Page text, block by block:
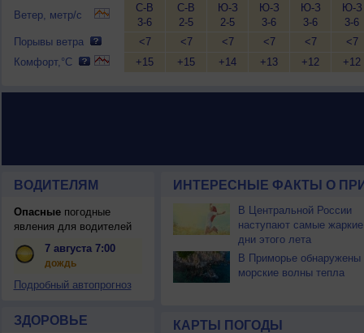
Ветер, метр/с
Порывы ветра
Комфорт,°C
С-В
3-6
<7
+15
С-В
2-5
<7
+15
Ю-З
2-5
<7
+14
Ю-З
3-6
<7
+13
Ю-З
3-6
<7
+12
Ю-З
3-6
<7
+12
ВОДИТЕЛЯМ
Опасныепогодные
явления для водителей
7 августа 7:00
дождь
Подробный автопрогноз
ЗДОРОВЬЕ
ИНТЕРЕСНЫЕ ФАКТЫ О
В Центральной России
наступают самые жаркие
дни этого лета
В Приморье обнаружены
морские волны тепла
КАРТЫ ПОГОДЫ